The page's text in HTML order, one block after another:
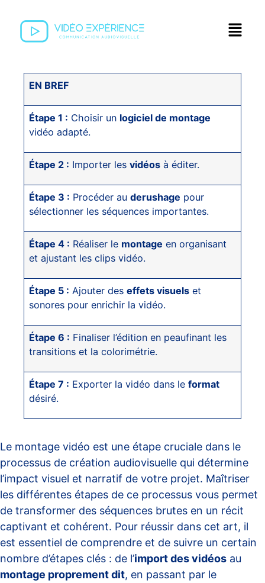
EN BREF
Étape 1 : Choisir un logiciel de montage
vidéo adapté.
Étape 2 : Importer lesvidéos à éditer.
Étape 3 : Procéder auderushage pour
sélectionner les séquences importantes.
Étape 4 : Réaliser le montage en organisant
et ajustant les clips vidéo.
Étape 5 : Ajouter deseffets visuels et
sonores pour enrichir la vidéo.
Étape 6 : Finaliser l’édition en peaufinant les
transitions et la colorimétrie.
Étape 7 : Exporter la vidéo dans leformat
désiré.
Le montage vidéo est une étape cruciale dans le
processus de création audiovisuelle qui détermine
l’impact visuel et narratif de votre projet. Maîtriser
les différentes étapes de ce processus vous permet
de transformer des séquences brutes en un récit
captivant et cohérent. Pour réussir dans cet art, il
est essentiel de comprendre et de suivre un certain
nombre d’étapes clés : de l’import des vidéos au
montage proprement dit, en passant par le